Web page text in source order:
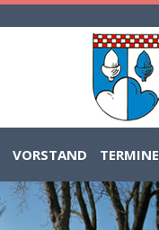
VORSTAND TERMINE